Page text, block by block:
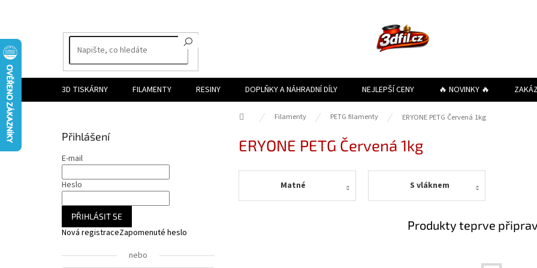
3D TISKÁRNY FILAMENTY RESINY DOPLŇKY A NÁHRADNÍ DÍLY NEJLEPŠÍ CENY 🔥 NOVINKY 🔥
Domů Filamenty PETG filamenty ERYONE PETG Červená 1kg
Přihlášení
E-mail
Heslo
PŘIHLÁSIT SE
Nová registraceZapomenuté heslo
nebo
ERYONE PETG Červená 1kg
Matné S vláknem
Produkty teprve